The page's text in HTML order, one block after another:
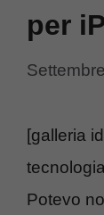
per
[galleria
Potevo